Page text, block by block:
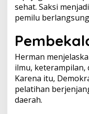
l
u
2
2
9
sehat. Saksi
pemilu
Herman
ilmu, keterampilan,
Karena itu,
pelatihan
daerah.